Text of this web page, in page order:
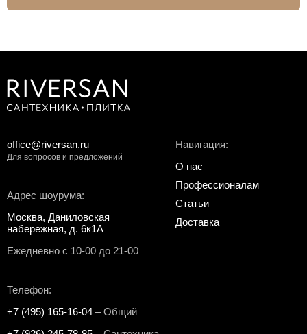
Адрес шоурума:
Москва, Даниловская
набережная, д. 6к1А
Ежедневно с 10-00 до 21-00
Телефон:
+7 (495) 165-16-04 – Общий
Навигация:
О нас
Профессионалам
Статьи
Доставка
office@riversan.ru
Для вопросов и предложений